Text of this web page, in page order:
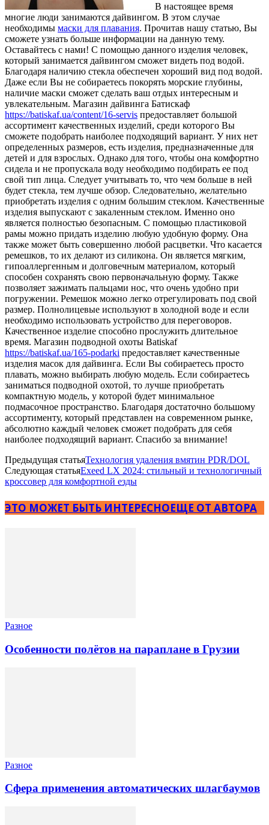
В настоящее время
многие люди занимаются дайвингом. В этом случае
необходимы маски для плавания. Прочитав нашу статью, Вы
сможете узнать больше информации на данную тему.
Оставайтесь с нами! С помощью данного изделия человек,
который занимается дайвингом сможет видеть под водой.
Благодаря наличию стекла обеспечен хороший вид под водой.
Даже если Вы не собираетесь покорять морские глубины,
наличие маски сможет сделать ваш отдых интересным и
увлекательным. Магазин дайвинга Батискаф
https://batiskaf.ua/content/16-servis предоставляет большой
ассортимент качественных изделий, среди которого Вы
сможете подобрать наиболее подходящий вариант. У них нет
определенных размеров, есть изделия, предназначенные для
детей и для взрослых. Однако для того, чтобы она комфортно
сидела и не пропускала воду необходимо подбирать ее под
свой тип лица. Следует учитывать то, что чем больше в ней
будет стекла, тем лучше обзор. Следовательно, желательно
приобретать изделия с одним большим стеклом. Качественные
изделия выпускают с закаленным стеклом. Именно оно
является полностью безопасным. С помощью пластиковой
рамы можно придать изделию любую удобную форму. Она
также может быть совершенно любой расцветки. Что касается
ремешков, то их делают из силикона. Он является мягким,
гипоаллергенным и долговечным материалом, который
способен сохранять свою первоначальную форму. Также
позволяет зажимать пальцами нос, что очень удобно при
погружении. Ремешок можно легко отрегулировать под свой
размер. Полнолицевые используют в холодной воде и если
необходимо использовать устройство для переговоров.
Качественное изделие способно прослужить длительное
время. Магазин подводной охоты Batiskaf
https://batiskaf.ua/165-podarki предоставляет качественные
изделия масок для дайвинга. Если Вы собираетесь просто
плавать, можно выбирать любую модель. Если собираетесь
заниматься подводной охотой, то лучше приобретать
компактную модель, у которой будет минимальное
подмасочное пространство. Благодаря достаточно большому
ассортименту, который представлен на современном рынке,
абсолютно каждый человек сможет подобрать для себя
наиболее подходящий вариант. Спасибо за внимание!
Предыдущая статьяТехнология удаления вмятин PDR/DOL
Следующая статьяExeed LX 2024: стильный и технологичный
кроссовер для комфортной езды
ЭТО МОЖЕТ БЫТЬ ИНТЕРЕСНОЕЩЕ ОТ АВТОРА
Разное
Особенности полётов на параплане в Грузии
Разное
Сфера применения автоматических шлагбаумов